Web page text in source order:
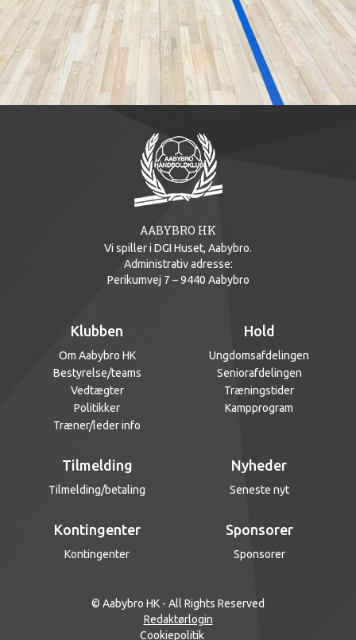
AABYBRO HK
Vi spiller i DGI Huset, Aabybro.
Administrativ adresse:
Perikumvej 7 – 9440 Aabybro
Klubben
Om Aabybro HK
Bestyrelse/teams
Vedtægter
Politikker
Træner/leder info
Hold
Ungdomsafdelingen
Seniorafdelingen
Træningstider
Kampprogram
Tilmelding
Tilmelding/betaling
Nyheder
Seneste nyt
Kontingenter
Kontingenter
Sponsorer
Sponsorer
© Aabybro HK - All Rights Reserved
Redaktørlogin
Cookiepolitik